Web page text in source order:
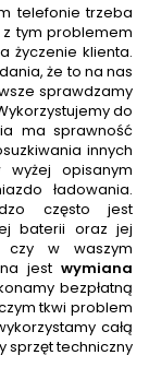
telefonie trzeba
tym problemem
życzenie klienta.
że to na nas
sprawdzamy
do
ma sprawność
innych
opisanym
ładowania.
często jest
baterii oraz jej
czy w waszym
jest wymiana
bezpłatną
tkwi problem
całą
sprzęt techniczny